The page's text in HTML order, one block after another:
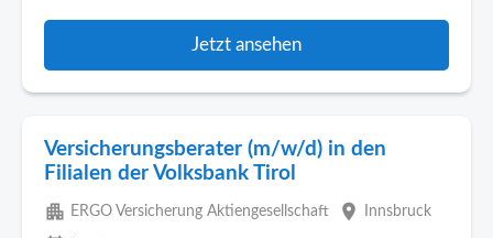
Jetzt ansehen
Versicherungsberater (m/w/d) in den
Filialen der Volksbank Tirol
apartment ERGO Versicherung Aktiengesellschaft place Innsbruck